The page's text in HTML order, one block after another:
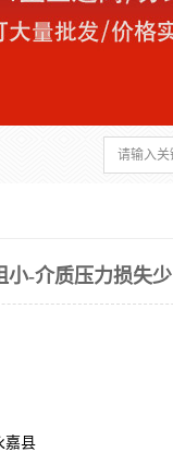
小-介质压力损失少
嘉县